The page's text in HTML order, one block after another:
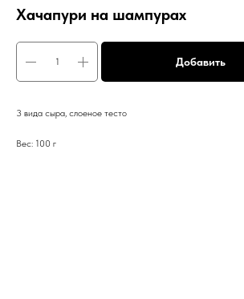
Хачапури на шампурах
Добавить
3 вида сыра, слоеное тесто
Вес: 100 г